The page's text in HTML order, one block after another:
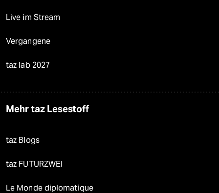
Live im Stream
Vergangene
taz lab 2027
Mehr taz Lesestoff
taz Blogs
taz FUTURZWEI
Le Monde diplomatique